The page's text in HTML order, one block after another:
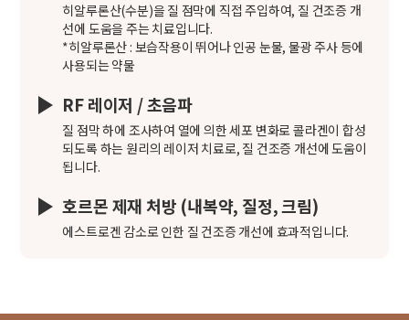
히알루론산(수분)을 질 점막에 직접 주입하여, 질 건조증 개
선에 도움을 주는 치료입니다.
*히알루론산 : 보습작용이 뛰어나 인공 눈물, 물광 주사 등에
사용되는 약물
RF 레이저 / 초음파
질 점막 하에 조사하여 열에 의한 세포 변화로 콜라겐이 합성
되도록 하는 원리의 레이저 치료로, 질 건조증 개선에 도움이
됩니다.
호르몬 제재 처방 (내복약, 질정, 크림)
에스트로겐 감소로 인한 질 건조증 개선에 효과적입니다.